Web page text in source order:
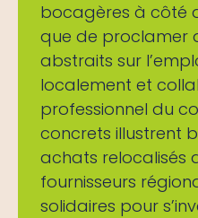
bocagères à côté
que de proclamer
abstraits sur
localement et
professionnel du
concrets illustrent
achats relocalisés
fournisseurs
solidaires pour